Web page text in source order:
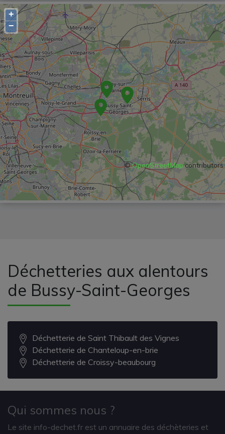
+
−
©OpenStreetMapcontributors
Déchetteries aux alentours
de Bussy-Saint-Georges
Déchetterie de Saint Thibault des Vignes
Déchetterie de Chanteloup-en-brie
Déchetterie de Croissy-beaubourg
Qui sommes nous ?
Le site info-dechet.fr est un annuaire des déchèteries et